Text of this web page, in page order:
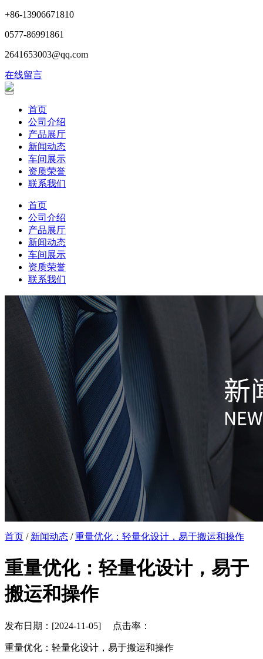
+86-13906671810
0577-86991861
2641653003@qq.com
在线留言
首页
公司介绍
产品展厅
新闻动态
车间展示
资质荣誉
联系我们
首页
公司介绍
产品展厅
新闻动态
车间展示
资质荣誉
联系我们
首页 / 新闻动态 /重量优化：轻量化设计，易于搬运和操作
重量优化：轻量化设计，易于
搬运和操作
发布日期：[2024-11-05] 点击率：
重量优化：轻量化设计，易于搬运和操作